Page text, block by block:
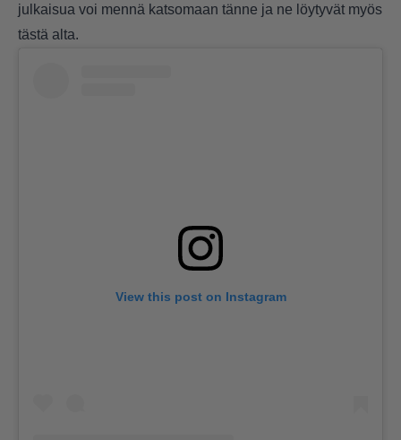
julkaisua voi mennä katsomaan tänne ja ne löytyvät myös
tästä alta.
View this post on Instagram